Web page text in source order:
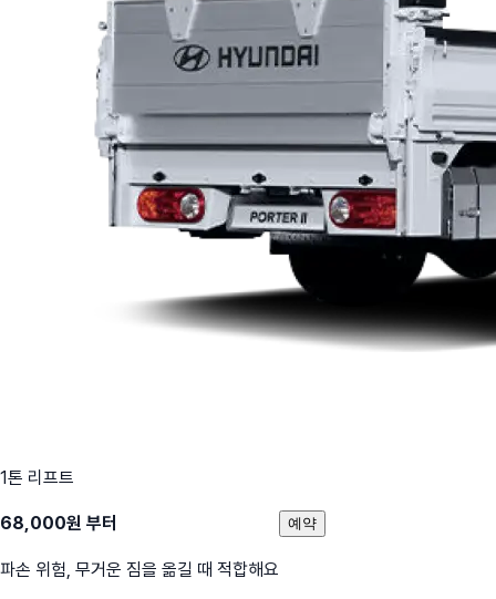
1톤 리프트
68,000원 부터
파손 위험, 무거운 짐을 옮길 때 적합해요
예약